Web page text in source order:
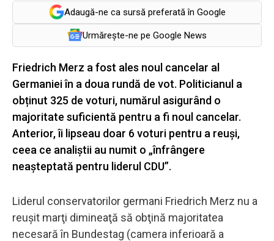
Adaugă-ne ca sursă preferată în Google
Urmărește-ne pe Google News
Friedrich Merz a fost ales noul cancelar al
Germaniei în a doua rundă de vot. Politicianul a
obținut 325 de voturi, numărul asigurând o
majoritate suficientă pentru a fi noul cancelar.
Anterior, îi lipseau doar 6 voturi pentru a reuși,
ceea ce analiștii au numit o „înfrângere
neașteptată pentru liderul CDU”.
Liderul conservatorilor germani Friedrich Merz nu a
reuşit marţi dimineaţă să obţină majoritatea
necesară în Bundestag (camera inferioară a